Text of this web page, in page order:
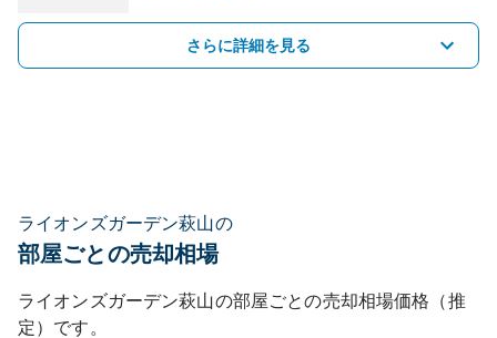
さらに詳細を見る
ライオンズガーデン萩山の
部屋ごとの売却相場
ライオンズガーデン萩山の部屋ごとの売却相場価格（推
定）です。